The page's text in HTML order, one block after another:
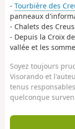
- Tourbière des
panneaux
- Chalets des
- Depuis la Croix
vallée et les
Soyez toujours
Visorando et
tenus
quelconque